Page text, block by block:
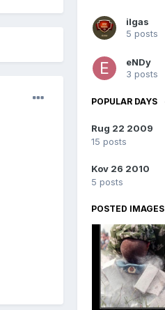
ilgas
5 posts
eNDy
3 posts
POPULAR DAYS
Rug 22 2009
15 posts
Kov 26 2010
5 posts
POSTED IMAGES